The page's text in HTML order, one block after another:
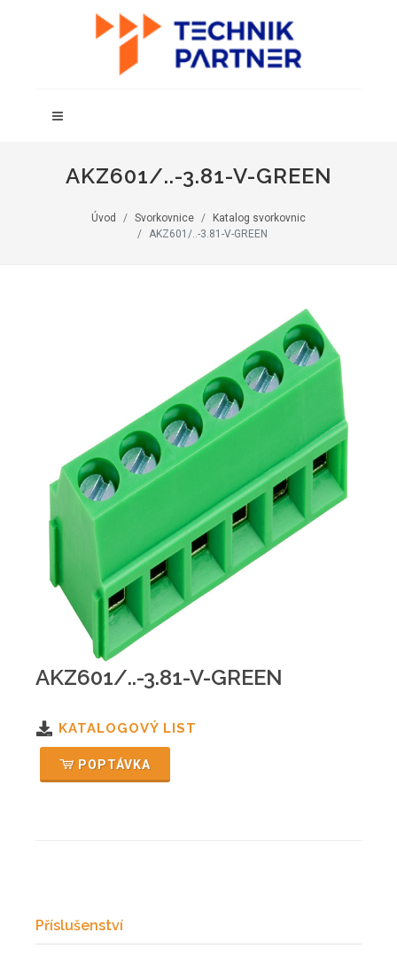
AKZ601/..-3.81-V-GREEN
Úvod Svorkovnice
Katalog svorkovnic
AKZ601/..-3.81-V-GREEN
AKZ601/..-3.81-V-GREEN
KATALOGOVÝ LIST
POPTÁVKA
Příslušenství